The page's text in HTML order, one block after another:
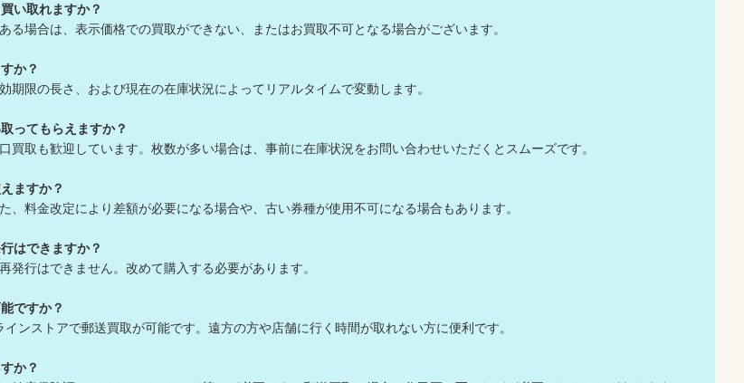
い取れますか？
る場合は、表示価格での買取ができない、またはお買取不可となる場合がございます。
か？
期限の長さ、および現在の在庫状況によってリアルタイムで変動します。
ってもらえますか？
買取も歓迎しています。枚数が多い場合は、事前に在庫状況をお問い合わせいただくとスムーズです。
ますか？
、料金改定により差額が必要になる場合や、古い券種が使用不可になる場合もあります。
はできますか？
発行はできません。改めて購入する必要があります。
ですか？
ンストアで郵送買取が可能です。遠方の方や店舗に行く時間が取れない方に便利です。
か？